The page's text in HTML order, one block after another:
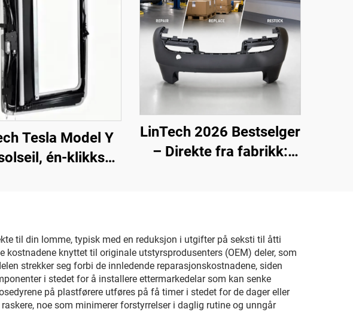
Tesla Model Y
én-klikks
LinTech 2026 Bestselger
– Direkte fra fabrikk:
til din lomme, typisk med en reduksjon i utgifter på seksti til åtti
knyttet til originale utstyrsprodusenters (OEM) deler, som
strekker seg forbi de innledende reparasjonskostnadene, siden
i stedet for å installere ettermarkedelar som kan senke
på plastførere utføres på få timer i stedet for de dager eller
noe som minimerer forstyrrelser i daglig rutine og unngår